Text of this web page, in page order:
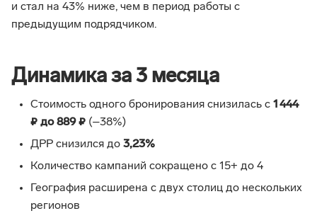
и стал на 43% ниже, чем в период работы с
предыдущим подрядчиком.
Динамика за 3 месяца
Стоимость одного бронирования снизилась с 1 444
₽ до 889 ₽ (–38%)
ДРР снизился до 3,23%
Количество кампаний сокращено с 15+ до 4
География расширена с двух столиц до нескольких
регионов